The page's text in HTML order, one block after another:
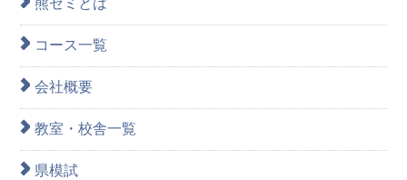
熊ゼミとは
コース一覧
会社概要
教室・校舎一覧
県模試